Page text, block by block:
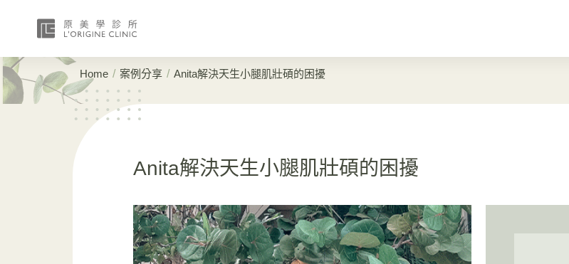
Home / 案例分享 / Anita解決天生小腿肌壯碩的困擾
Anita解決天生小腿肌壯碩的困擾